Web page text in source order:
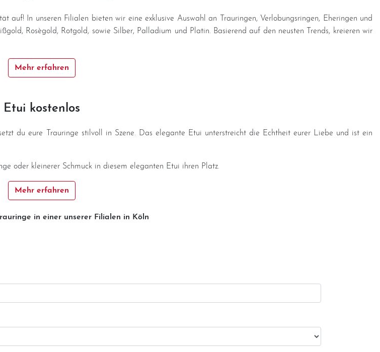
In unseren Filialen bieten wir eine exklusive Auswahl an Trauringen, Verlobungsringen, Eheringen und
Rosègold, Rotgold, sowie Silber, Palladium und Platin. Basierend auf den neusten Trends, kreieren wir
Mehr erfahren
Etui kostenlos
du eure Trauringe stilvoll in Szene. Das elegante Etui unterstreicht die Echtheit eurer Liebe und ist ein
oder kleinerer Schmuck in diesem eleganten Etui ihren Platz.
Mehr erfahren
in einer unserer Filialen in Köln